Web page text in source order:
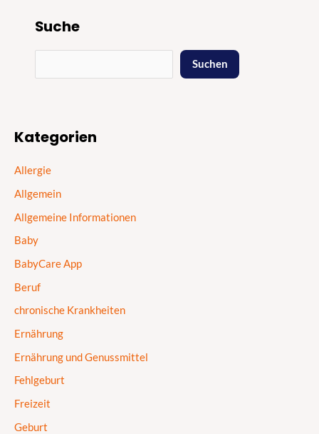
Suche
Suchen
Kategorien
Allergie
Allgemein
Allgemeine Informationen
Baby
BabyCare App
Beruf
chronische Krankheiten
Ernährung
Ernährung und Genussmittel
Fehlgeburt
Freizeit
Geburt